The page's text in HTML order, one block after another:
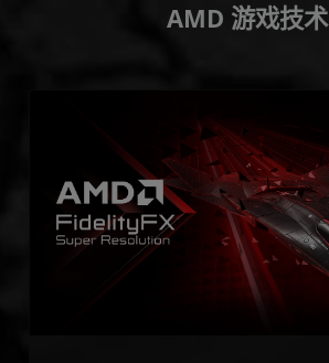
AMD 游戏技术